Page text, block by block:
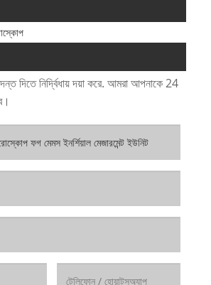
দিতে নির্দ্বিধায় দয়া করে. আমরা আপনাকে 24